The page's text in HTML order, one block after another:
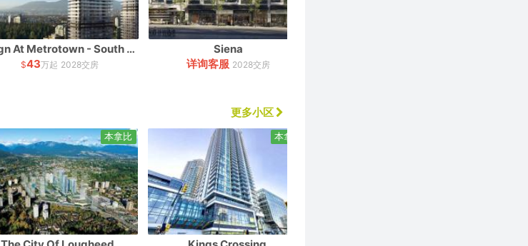
Reign At Metrotown - South Tower
$43万起 2028交房
Siena
详询客服 2028交房
更多小区
本拿比 本拿比